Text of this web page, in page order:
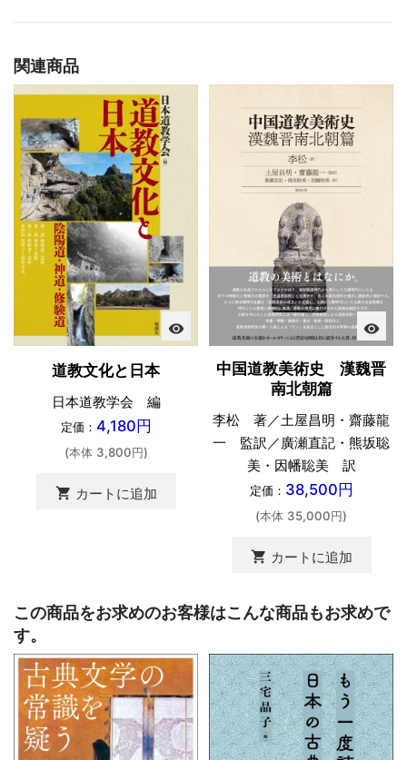
関連商品
visibility
道教文化と日本
日本道教学会 編
定価： 4,180円
(本体 3,800円)
shopping_cart カートに追加
visibility
中国道教美術史 漢魏晋
南北朝篇
李松 著／土屋昌明・齋藤龍
一 監訳／廣瀬直記・熊坂聡
美・因幡聡美 訳
定価： 38,500円
(本体 35,000円)
shopping_cart カートに追加
この商品をお求めのお客様はこんな商品もお求めで
す。